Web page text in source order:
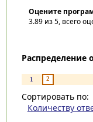
Оцените
3.89из 5, всего
1 2
Сортировать по:
Количеству